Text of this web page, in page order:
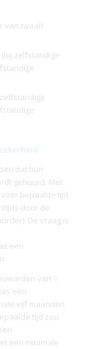
van twaalf
zelfstandige
dat hun
gehuurd. Met
bepaalde tijd
door de
De vraag is
een
van 9
een
vijf maanden
tijd zou
een minimale